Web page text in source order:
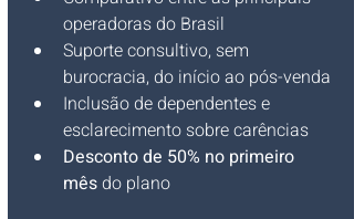
operadoras do Brasil
Suporte consultivo, sem
burocracia, do início ao pós-venda
Inclusão de dependentes e
esclarecimento sobre carências
Desconto de 50% no primeiro
mês do plano